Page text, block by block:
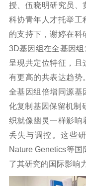
授、伍晓明研究员、
科协青年人才托举工
的支持下，谢婷在科
3D基因组在全基因
呈现共定位特征，
有更高的共表达趋势
全基因组倍增同源基
化复制基因保留机制
织就像幽灵一样影响
丢失与调控。这些
Nature Genetics等国
了其研究的国际影响力